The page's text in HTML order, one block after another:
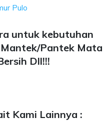
Pulo
untuk kebutuhan
Pantek Mata
Dll!!!
Kami Lainnya :